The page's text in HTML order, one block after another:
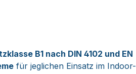
B1 nach DIN 4102 und EN
für jeglichen Einsatz im Indoor-